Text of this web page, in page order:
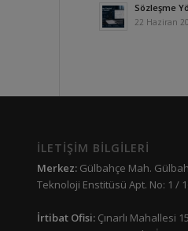
Sözleşme
22 Haziran
İLETİŞİM BİLGİLERİ
Merkez: Gülbahçe Mah.
Teknoloji Enstitüsü Apt. No: 1 /
İrtibat Ofisi: Çınarlı Mahallesi